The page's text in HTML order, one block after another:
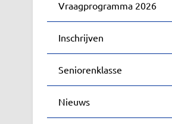
Vraagprogramma 2026
Inschrijven
Seniorenklasse
Nieuws